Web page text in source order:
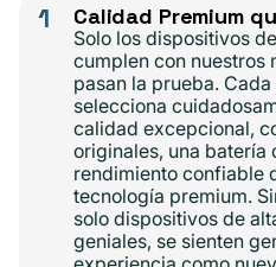
1 Calidad Premium
Solo los dispositivos
cumplen con nuestros
pasan la prueba.
selecciona
calidad excepcional,
originales, una batería
rendimiento confiable
tecnología premium.
solo dispositivos de
geniales, se sienten